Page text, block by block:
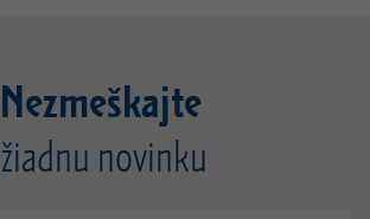
Nezmeškajte
žiadnu novinku